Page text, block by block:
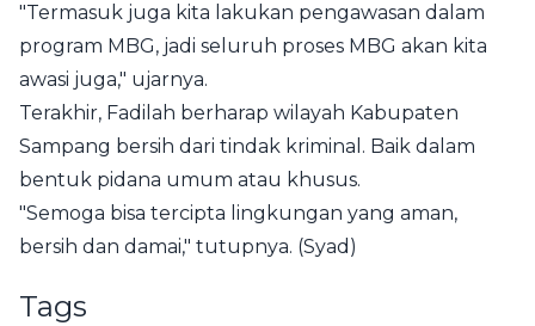
"Termasuk juga kita lakukan pengawasan dalam
program MBG, jadi seluruh proses MBG akan kita
awasi juga," ujarnya.
Terakhir, Fadilah berharap wilayah Kabupaten
Sampang bersih dari tindak kriminal. Baik dalam
bentuk pidana umum atau khusus.
"Semoga bisa tercipta lingkungan yang aman,
bersih dan damai," tutupnya. (Syad)
Tags